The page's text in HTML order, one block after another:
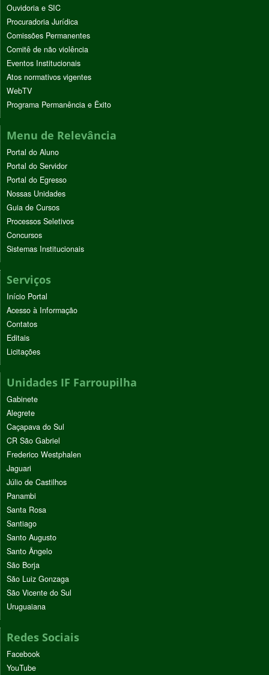
Ouvidoria e SIC
Procuradoria Jurídica
Comissões Permanentes
Comitê de não violência
Eventos Institucionais
Atos normativos vigentes
WebTV
Programa Permanência e Êxito
Menu de Relevância
Portal do Aluno
Portal do Servidor
Portal do Egresso
Nossas Unidades
Guia de Cursos
Processos Seletivos
Concursos
Sistemas Institucionais
Serviços
Início Portal
Acesso à Informação
Contatos
Editais
Licitações
Unidades IF Farroupilha
Gabinete
Alegrete
Caçapava do Sul
CR São Gabriel
Frederico Westphalen
Jaguari
Júlio de Castilhos
Panambi
Santa Rosa
Santiago
Santo Augusto
Santo Ângelo
São Borja
São Luiz Gonzaga
São Vicente do Sul
Uruguaiana
Redes Sociais
Facebook
YouTube